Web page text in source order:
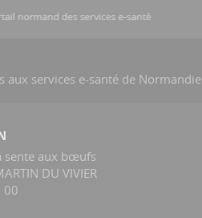
aux services e-santé de Normandie
sente aux bœufs
DU VIVIER
00